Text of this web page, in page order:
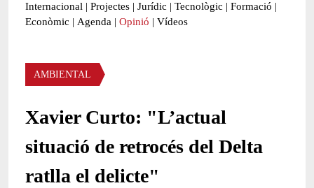
Internacional | Projectes | Jurídic | Tecnològic | Formació |
Econòmic | Agenda | Opinió | Vídeos
Àmbit de la notícia
AMBIENTAL
Xavier Curto: "L’actual
situació de retrocés del Delta
ratlla el delicte"